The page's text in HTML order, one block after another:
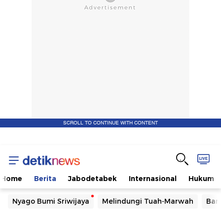
SCROLL TO CONTINUE WITH CONTENT
Home Berita Jabodetabek Internasional Hukum
Nyago Bumi Sriwijaya Melindungi Tuah-Marwah